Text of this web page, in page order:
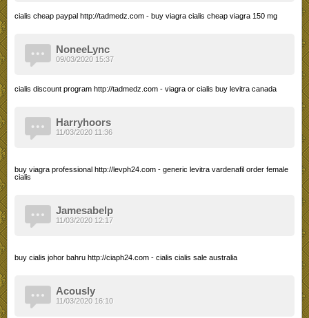
cialis cheap paypal http://tadmedz.com - buy viagra cialis cheap viagra 150 mg
NoneeLync
cialis discount program http://tadmedz.com - viagra or cialis buy levitra canada
09/03/2020 15:37
Harryhoors
buy viagra professional http://levph24.com - generic levitra vardenafil order female
cialis
11/03/2020 11:36
Jamesabelp
buy cialis johor bahru http://ciaph24.com - cialis cialis sale australia
11/03/2020 12:17
Acously
11/03/2020 16:10